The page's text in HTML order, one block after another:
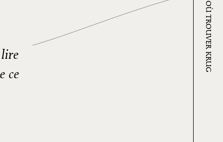
OÙ TROUVER KRUG
ce